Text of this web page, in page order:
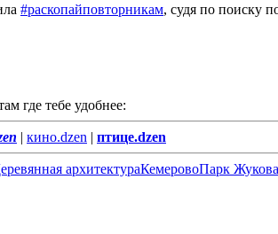
#раскопайповторникам, судя по поиску
где тебе удобнее:
| кино.dzen | птице.dzen
архитектураКемеровоПарк Жукова